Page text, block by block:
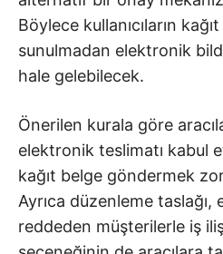
Böylece kullanıcıların
sunulmadan elektronik
hale gelebilecek.
Önerilen kurala göre
elektronik teslimatı kabul
kağıt belge göndermek
Ayrıca düzenleme taslağı,
reddeden müşterilerle iş